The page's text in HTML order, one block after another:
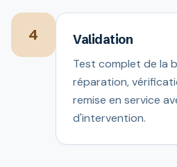
4 Validation
Test complet de la
réparation,
remise en service
d'intervention.